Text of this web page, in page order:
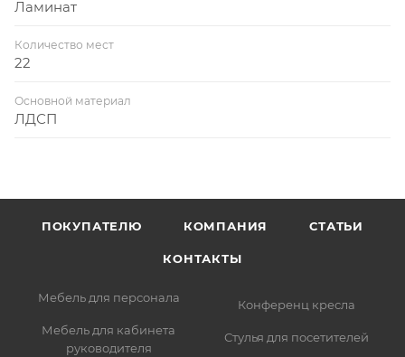
Ламинат
Количество мест
22
Основной материал
ЛДСП
ПОКУПАТЕЛЮ КОМПАНИЯ СТАТЬИ
КОНТАКТЫ
Мебель для персонала
Мебель для кабинета
руководителя
Конференц кресла
Стулья для посетителей